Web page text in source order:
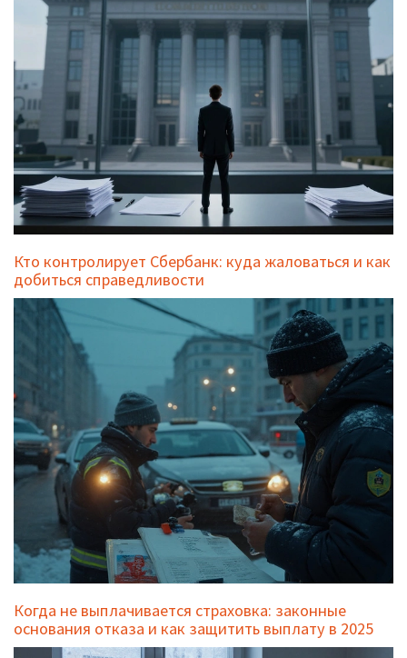
Кто контролирует Сбербанк: куда жаловаться и как
добиться справедливости
Когда не выплачивается страховка: законные
основания отказа и как защитить выплату в 2025